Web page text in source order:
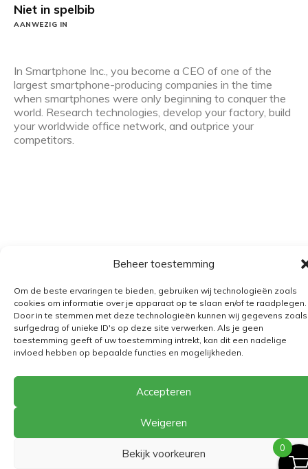
Beheer toestemming
Om de beste ervaringen te bieden, gebruiken wij technologieën zoals
cookies om informatie over je apparaat op te slaan en/of te raadplegen.
Door in te stemmen met deze technologieën kunnen wij gegevens zoals
surfgedrag of unieke ID's op deze site verwerken. Als je geen
toestemming geeft of uw toestemming intrekt, kan dit een nadelige
invloed hebben op bepaalde functies en mogelijkheden.
Accepteren
Weigeren
Bekijk voorkeuren
Niet in spelbib
AANWEZIG IN
In Smartphone Inc., you become a CEO of one of the
largest smartphone-producing companies in the time
when smartphones were only beginning to conquer the
world. Research technologies, develop your factory, build
your worldwide office network, and outprice your
competitors.
Verzending
Retourbeleid
BE 0682.845.059
The Playground
0